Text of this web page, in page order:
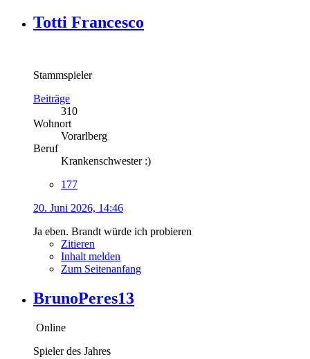
Totti Francesco
Stammspieler
Beiträge
310
Wohnort
Vorarlberg
Beruf
Krankenschwester :)
177
20. Juni 2026, 14:46
Ja eben. Brandt würde ich probieren
Zitieren
Inhalt melden
Zum Seitenanfang
BrunoPeres13
Online
Spieler des Jahres